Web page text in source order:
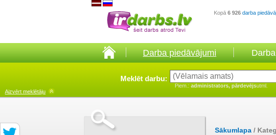
Kopā 6 926 darba
Darba piedāvājumi
Meklēt darbu:
Piem.: administrators, pārdevējsutml.
Aizvērt meklētāju
Sākumlapa /